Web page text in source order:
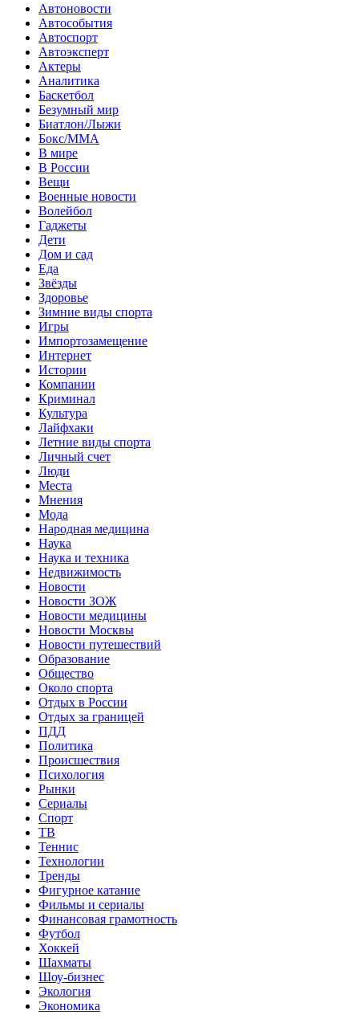
Автоновости
Автособытия
Автоспорт
Автоэксперт
Актеры
Аналитика
Баскетбол
Безумный мир
Биатлон/Лыжи
Бокс/MMA
В мире
В России
Вещи
Военные новости
Волейбол
Гаджеты
Дети
Дом и сад
Еда
Звёзды
Здоровье
Зимние виды спорта
Игры
Импортозамещение
Интернет
Истории
Компании
Криминал
Культура
Лайфхаки
Летние виды спорта
Личный счет
Люди
Места
Мнения
Мода
Народная медицина
Наука
Наука и техника
Недвижимость
Новости
Новости ЗОЖ
Новости медицины
Новости Москвы
Новости путешествий
Образование
Общество
Около спорта
Отдых в России
Отдых за границей
ПДД
Политика
Происшествия
Психология
Рынки
Сериалы
Спорт
ТВ
Теннис
Технологии
Тренды
Фигурное катание
Фильмы и сериалы
Финансовая грамотность
Футбол
Хоккей
Шахматы
Шоу-бизнес
Экология
Экономика